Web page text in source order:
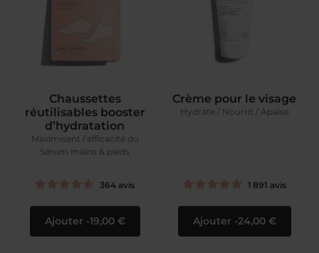
Chaussettes
réutilisables booster
d’hydratation
Maximisent l’efficacité du
Sérum mains & pieds
364 avis
Ajouter 19,00 €
Crème pour le visage
Hydrate / Nourrit / Apaise
1 891 avis
Ajouter 24,00 €